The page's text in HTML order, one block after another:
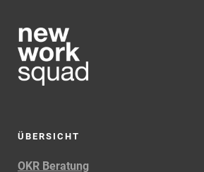
ÜBERSICHT
OKR Beratung